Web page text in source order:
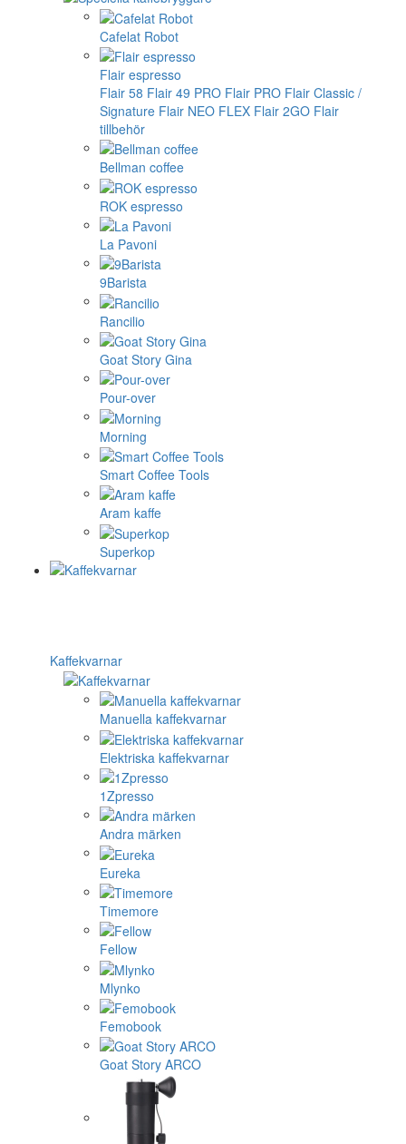
Cafelat Robot
Flair espresso
Flair 58 Flair 49 PRO Flair PRO Flair Classic /
Signature Flair NEO FLEX Flair 2GO Flair
tillbehör
Bellman coffee
ROK espresso
La Pavoni
9Barista
Rancilio
Goat Story Gina
Pour-over
Morning
Smart Coffee Tools
Aram kaffe
Superkop
Kaffekvarnar
Manuella kaffekvarnar
Elektriska kaffekvarnar
1Zpresso
Andra märken
Eureka
Timemore
Fellow
Mlynko
Femobook
Goat Story ARCO